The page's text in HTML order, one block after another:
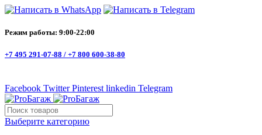
Режим работы: 9:00-22:00
+7 495 291-07-88 / +7 800 600-38-80
Facebook Twitter Pinterest linkedin Telegram
Выберите категорию